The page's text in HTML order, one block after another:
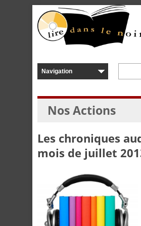
Nos Actions
Les chroniques
mois de juillet